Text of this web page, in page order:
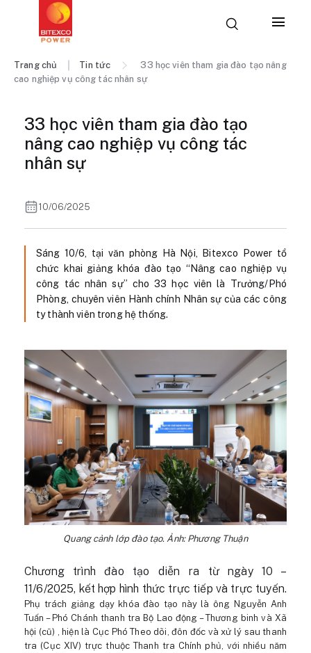
Trang chủ Tin tức
33 học viên tham gia đào tạo nâng
cao nghiệp vụ công tác nhân sự
33 học viên tham gia đào tạo
nâng cao nghiệp vụ công tác
nhân sự
10/06/2025
Sáng 10/6, tại văn phòng Hà Nội, Bitexco Power tổ
chức khai giảng khóa đào tạo “Nâng cao nghiệp vụ
công tác nhân sự” cho 33 học viên là Trưởng/Phó
Phòng, chuyên viên Hành chính Nhân sự của các công
ty thành viên trong hệ thống.
Quang cảnh lớp đào tạo. Ảnh: Phương Thuận
Chương trình đào tạo diễn ra từ ngày 10 –
11/6/2025, kết hợp hình thức trực tiếp và trực tuyến.
Phụ trách giảng dạy khóa đào tạo này là ông Nguyễn Anh
Tuấn – Phó Chánh thanh tra Bộ Lao động – Thương binh và Xã
hội (cũ) , hiện là Cục Phó Theo dõi, đôn đốc và xử lý sau thanh
tra (Cục XIV) trực thuộc Thanh tra Chính phủ, với nhiều năm